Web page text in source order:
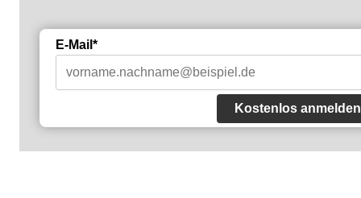
E-Mail*
Kostenlos anmelden